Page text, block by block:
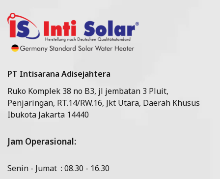
PT Intisarana Adisejahtera
Ruko Komplek 38 no B3, jl jembatan 3 Pluit,
Penjaringan, RT.14/RW.16, Jkt Utara, Daerah Khusus
Ibukota Jakarta 14440
Jam Operasional:
Senin - Jumat : 08.30 - 16.30